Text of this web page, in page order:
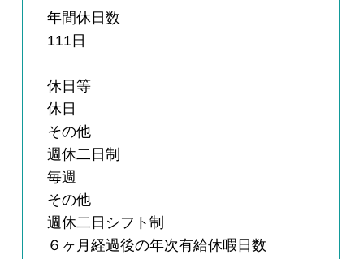
年間休日数
111日
休日等
休日
その他
週休二日制
毎週
その他
週休二日シフト制
６ヶ月経過後の年次有給休暇日数